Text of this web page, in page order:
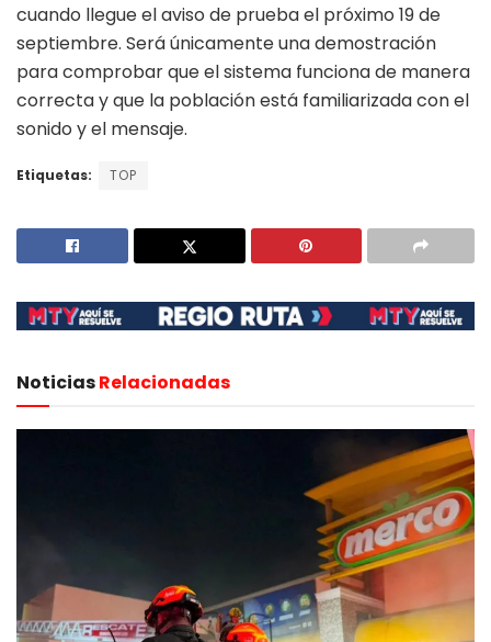
cuando llegue el aviso de prueba el próximo 19 de
septiembre. Será únicamente una demostración
para comprobar que el sistema funciona de manera
correcta y que la población está familiarizada con el
sonido y el mensaje.
Etiquetas: TOP
NoticiasRelacionadas